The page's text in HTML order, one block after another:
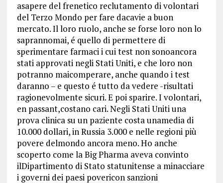
asapere del frenetico reclutamento di volontari
del Terzo Mondo per fare dacavie a buon
mercato. Il loro ruolo, anche se forse loro non lo
saprannomai, é quello di permettere di
sperimentare farmaci i cui test non sonoancora
stati approvati negli Stati Uniti, e che loro non
potranno maicomperare, anche quando i test
daranno – e questo é tutto da vedere -risultati
ragionevolmente sicuri. E poi sparire. I volontari,
en passant,costano cari. Negli Stati Uniti una
prova clinica su un paziente costa unamedia di
10.000 dollari, in Russia 3.000 e nelle regioni più
povere delmondo ancora meno. Ho anche
scoperto come la Big Pharma aveva convinto
ilDipartimento di Stato statunitense a minacciare
i governi dei paesi povericon sanzioni